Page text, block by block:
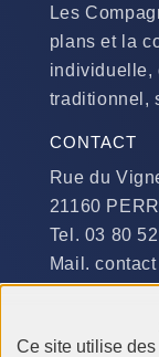
Les
plans et la
individuelle,
traditionnel,
CONTACT
Rue du
21160
Tel. 03 80
Mail. contact
Du Lundi au
Ce site utilise